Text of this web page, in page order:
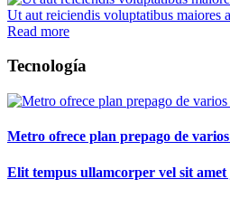
Ut aut reiciendis voluptatibus maiores
Read more
Tecnología
Metro ofrece plan prepago de varios
Elit tempus ullamcorper vel sit amet